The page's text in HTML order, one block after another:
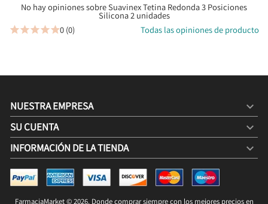
SUAVINEX TETINA REDONDA 3 POSICIONES SILICONA 2
UNIDADES
7,00 €
No hay opiniones sobre Suavinex Tetina Redonda 3 Posiciones
Silicona 2 unidades
0 (0) Todas las opiniones de producto
NUESTRA EMPRESA 
SU CUENTA 
INFORMACIÓN DE LA TIENDA keyboard_arrow_down
FarmaciaMarket © 2026. Donde comprar siempre con los mejores precios en